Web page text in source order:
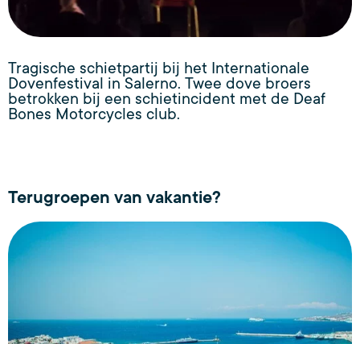
Tragische schietpartij bij het Internationale
Dovenfestival in Salerno. Twee dove broers
betrokken bij een schietincident met de Deaf
Bones Motorcycles club.
Terugroepen van vakantie?